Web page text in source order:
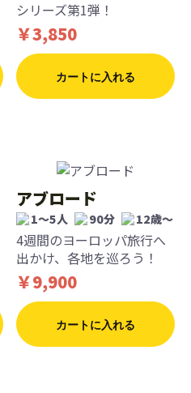
シリーズ第1弾！
￥3,850
カートに入れる
アブロード
1〜5人 90分 12歳〜
4週間のヨーロッパ旅行へ
出かけ、各地を巡ろう！
￥9,900
カートに入れる